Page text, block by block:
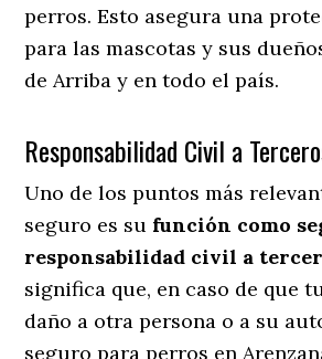
perros. Esto asegura una
para las mascotas y sus
de Arriba y en todo el país.
Responsabilidad Civil a
Uno de los puntos más
seguro es su función como
responsabilidad civil a
significa que, en caso de que
daño a otra persona o a su
seguro para perros en